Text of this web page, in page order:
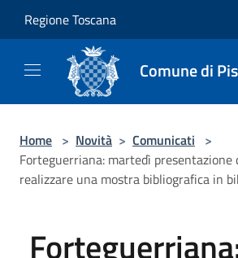
Regione Toscana
Comune di
Home > Novità > Comunicati >
Forteguerriana: martedì presentazione
realizzare una mostra bibliografica in